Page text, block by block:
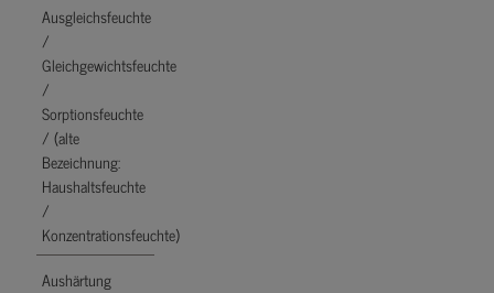
Ausgleichsfeuchte
/
Gleichgewichtsfeuchte
/
Sorptionsfeuchte
/ (alte
Bezeichnung:
Haushaltsfeuchte
/
Konzentrationsfeuchte)
Aushärtung